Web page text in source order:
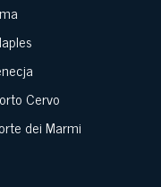
Cervo
dei Marmi